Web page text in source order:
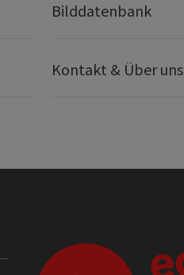
Bilddatenbank
Kontakt & Über uns